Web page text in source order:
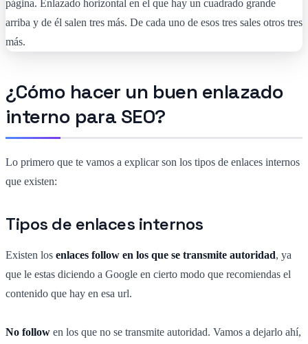
¿Cómo hacer un buen enlazado
interno para SEO?
Lo primero que te vamos a explicar son los tipos de enlaces internos
que existen:
Tipos de enlaces internos
Existen los enlaces follow en los que se transmite autoridad, ya
que le estas diciendo a Google en cierto modo que recomiendas el
contenido que hay en esa url.
No follow en los que no se transmite autoridad. Vamos a dejarlo ahí,